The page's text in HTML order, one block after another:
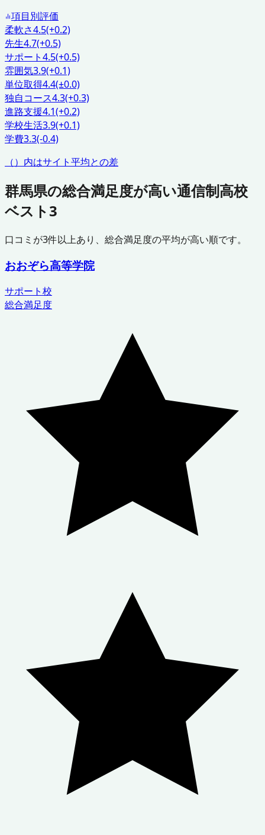
項目別評価
柔軟さ4.5(+0.2)
先生4.7(+0.5)
サポート4.5(+0.5)
雰囲気3.9(+0.1)
単位取得4.4(±0.0)
独自コース4.3(+0.3)
進路支援4.1(+0.2)
学校生活3.9(+0.1)
学費3.3(-0.4)
（）内はサイト平均との差
群馬県の総合満足度が高い通信制高校
ベスト3
口コミが3件以上あり、総合満足度の平均が高い順です。
おおぞら高等学院
サポート校
総合満足度